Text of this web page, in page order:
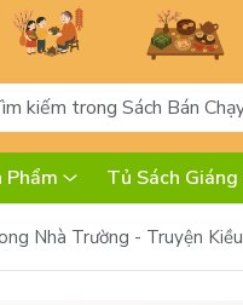
Phẩm Tủ Sách Giáng
Nhà Trường - Truyện